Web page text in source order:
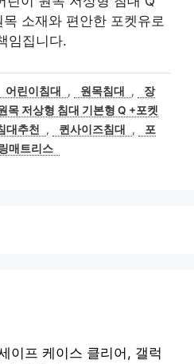
소재와 편안한 포켓유로
임집니다.
어린이침대 , 원목침대 ,
장
목 저상형 침대 기본형 Q +포켓
대추천 , 퀸사이즈침대 ,
포
매트리스
이프 케이스 클리어, 갤럭